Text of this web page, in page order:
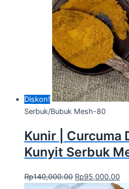
Diskon!
Serbuk/Bubuk Mesh-80
Kunir | Curcuma
Kunyit Serbuk
Rp140,000.00 Rp95,000.00